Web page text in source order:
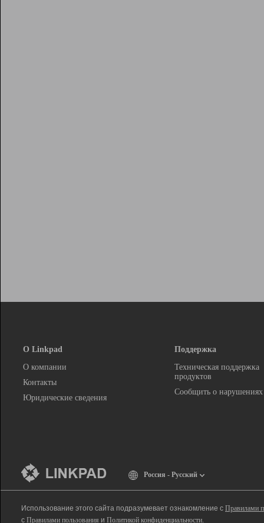
О Linkpad
О компании
Контакты
Юридические сведения
Поддержка
Техническая поддержка
продуктов
Сообщить о нарушениях
Россия - Русский
Использование этого сайта подразумевает ознакомление с Правилами
с Правилами пользования и Политикой конфиденциальности.